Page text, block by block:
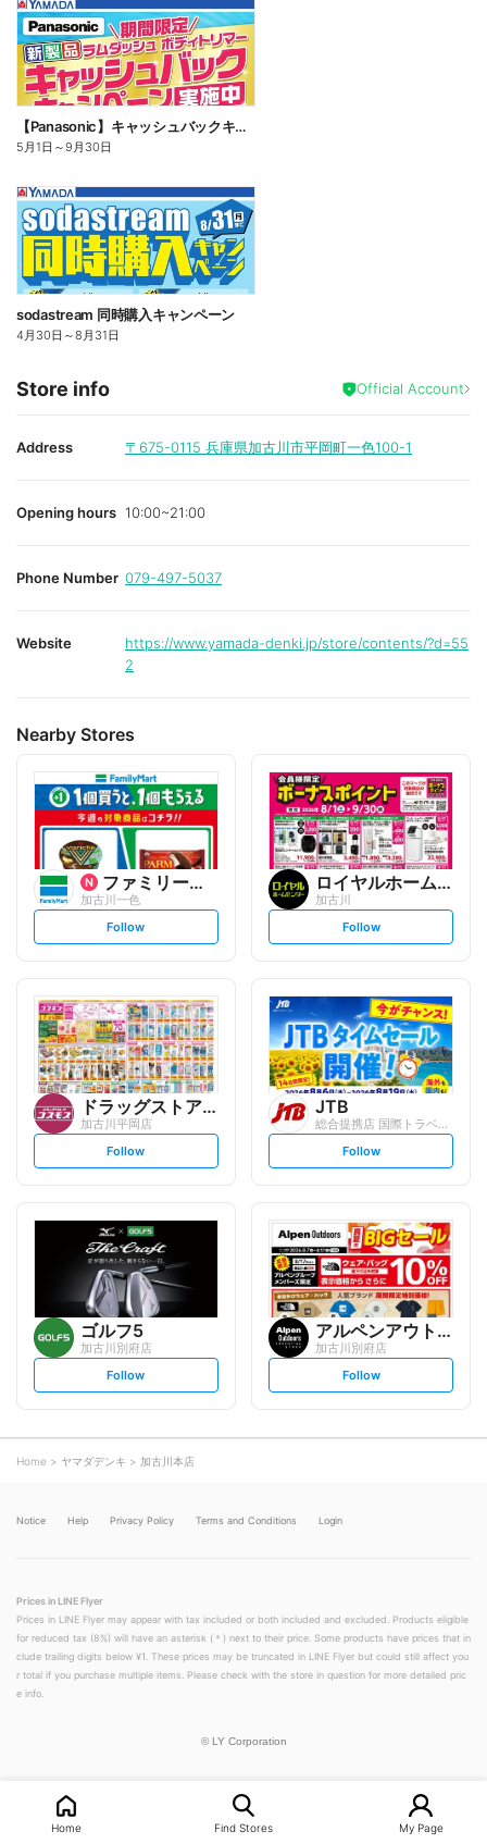
【Panasonic】キャッシュバックキャンペーン
5月1日 ～9月30日
sodastream 同時購入キャンペーン
4月30日 ～8月31日
Store info Official Account
Address 〒675-0115 兵庫県加古川市平岡町一色100-1
Opening hours 10:00~21:00
Phone Number 079-497-5037
Website
https://www.yamada-denki.jp/store/contents/?d=55
2
Nearby Stores
ファミリーマート
加古川一色
s
t
l
o
w
Follow
ロイヤルホームセンター
加古川
s
t
l
w
Follow
ドラッグストアコスモス
加古川平岡店
s
t
l
o
w
Follow
JTB
総合提携店 国際トラベル アリオ加古川営...
s
t
l
o
w
Follow
ゴルフ5
加古川別府店
s
t
o
w
Follow
アルペンアウトドアーズエッセ...
加古川別府店
s
t
Follow
Home ヤマダデンキ 加古川本店
Notice Help Privacy Policy Terms and Conditions Login
Prices in LINE Flyer
Prices in LINE Flyer may appear with tax included or both included and excluded. Products eligible
for reduced tax (8%) will have an asterisk (＊) next to their price. Some products have prices that in
clude trailing digits below ¥1. These prices may be truncated in LINE Flyer but could still affect you
r total if you purchase multiple items. Please check with the store in question for more detailed pric
e info.
© LY Corporation
Home Find Stores My Page